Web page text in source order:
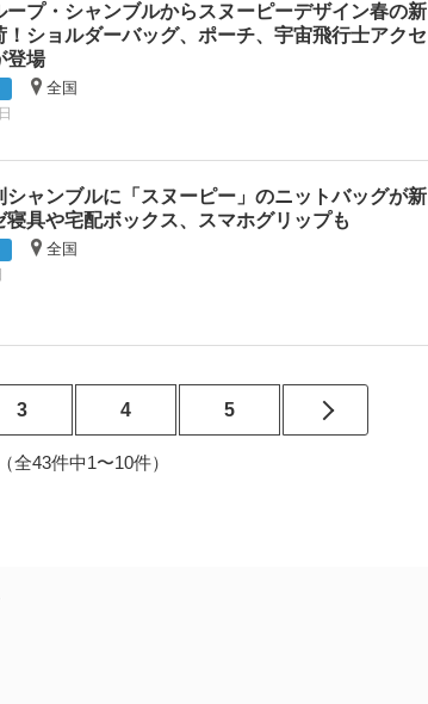
ープ・シャンブルからスヌーピーデザイン春の新
！ショルダーバッグ、ポーチ、宇宙飛行士アクセ
登場
全国
シャンブルに「スヌーピー」のニットバッグが新
寝具や宅配ボックス、スマホグリップも
全国
3 4 5
全43件中1〜10件）